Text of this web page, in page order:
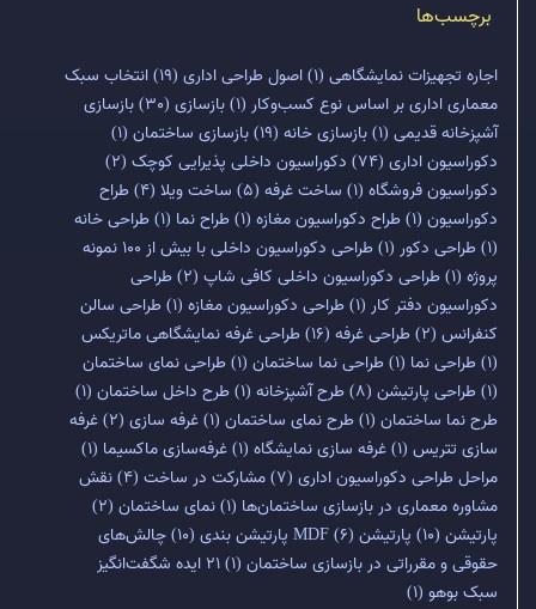
برچسب‌ها
اجاره تجهیزات نمایشگاهی (1) اصول طراحی اداری (19)
انتخاب سبک
معماری اداری بر اساس نوع کسب‌وکار (1) بازسازی (30)
بازسازی
آشپزخانه قدیمی (1) بازسازی خانه (19) بازسازی ساختمان (1)
دکوراسیون اداری (74) دکوراسیون داخلی پذیرایی کوچک (2)
دکوراسیون فروشگاه (1) ساخت غرفه (5) ساخت ویلا (4)
طراح
دکوراسیون (1) طراح دکوراسیون مغازه (1) طراح نما (1) طراحی خانه
(1) طراحی دکور (1)
طراحی دکوراسیون داخلی با بیش از 100 نمونه
پروژه (1) طراحی دکوراسیون داخلی کافی شاپ (2)
طراحی
دکوراسیون دفتر کار (1) طراحی دکوراسیون مغازه (1) طراحی سالن
کنفرانس (2) طراحی غرفه (16)
طراحی غرفه نمایشگاهی ماتریکس
(1) طراحی نما (1) طراحی نما ساختمان (1) طراحی نمای ساختمان
(1) طراحی پارتیشن (8) طرح آشپزخانه (1) طرح داخل ساختمان (1)
طرح نما ساختمان (1) طرح نمای ساختمان (1) غرفه سازی (2)
غرفه
سازی تتریس (1) غرفه سازی نمایشگاه (1) غرفه‌سازی ماکسیما (1)
مراحل طراحی دکوراسیون اداری (7) مشارکت در ساخت (4)
نقش
مشاوره معماری در بازسازی ساختمان‌ها (1) نمای ساختمان (2)
پارتیشن (10) پارتیشن MDF (6) پارتیشن بندی (10)
چالش‌های
حقوقی و مقرراتی در بازسازی ساختمان (1)
۲۱ ایده شگفت‌انگیز
سبک بوهو (1)